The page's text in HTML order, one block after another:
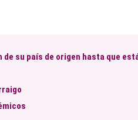
de su país de origen hasta que